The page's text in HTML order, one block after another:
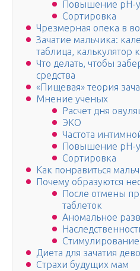
Повышение pH-
Сортировка
Чрезмерная опека в
Зачатие мальчика:
таблица, калькулятор
Что делать, чтобы
средства
«Пищевая» теория
Мнение ученых
Расчет дня
ЭКО
Частота
Повышение pH-
Сортировка
Как понравиться
Почему образуются
После отмены
таблеток
Аномальное
Диета для зачатия
Страхи будущих мам